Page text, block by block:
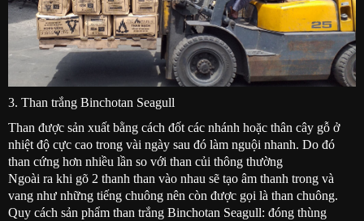
3. Than trắng Binchotan Seagull
Than được sản xuất bằng cách đốt các nhánh hoặc thân cây gỗ ở
nhiệt độ cực cao trong vài ngày sau đó làm nguội nhanh. Do đó
than cứng hơn nhiều lần so với than củi thông thường
Ngoài ra khi gõ 2 thanh than vào nhau sẽ tạo âm thanh trong và
vang như những tiếng chuông nên còn được gọi là than chuông.
Quy cách sản phẩm than trắng Binchotan Seagull: đóng thùng